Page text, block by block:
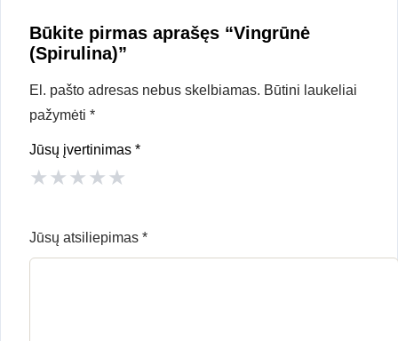
Būkite pirmas aprašęs “Vingrūnė
(Spirulina)”
El. pašto adresas nebus skelbiamas. Būtini laukeliai
pažymėti *
Jūsų įvertinimas *
★★★★★
Jūsų atsiliepimas *